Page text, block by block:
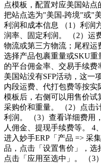
点模板，配置对应美国站点
把站点选为"美国-跨境"或"
利润和成本信息 （1）利润
润率、固定利润。 （2）运
物流或第三方物流；尾程运
选择产品包裹重量或SKU
的平台佣金率、交易手续费
美国站没有SFP活动，这一
内段运费、代打包费等按实
模板后，右侧可以用售价试
采购价和重量。 （2）点击
利润。 （3）查看详细费用
人佣金、提现手续费等。 4
进入妙手ERP「产品 => 采
品，点击「设置售价」，选
点击「应用至选中」。 （3